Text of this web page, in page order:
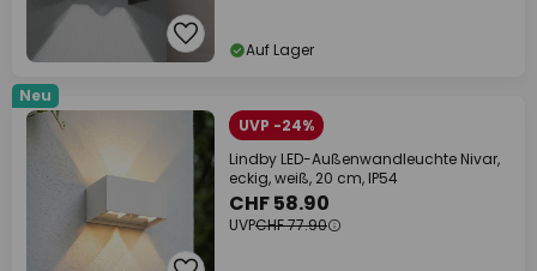
Auf Lager
Neu
UVP -24%
Lindby LED-Außenwandleuchte Nivar,
eckig, weiß, 20 cm, IP54
CHF 58.90
UVPCHF 77.90